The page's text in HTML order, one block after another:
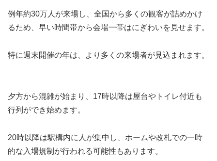
例年約30万人が来場し、全国から多くの観客が詰めかけ
るため、早い時間帯から会場一帯はにぎわいを見せます。
特に週末開催の年は、より多くの来場者が見込まれます。
夕方から混雑が始まり、17時以降は屋台やトイレ付近も
行列ができ始めます。
20時以降は駅構内に人が集中し、ホームや改札での一時
的な入場規制が行われる可能性もあります。